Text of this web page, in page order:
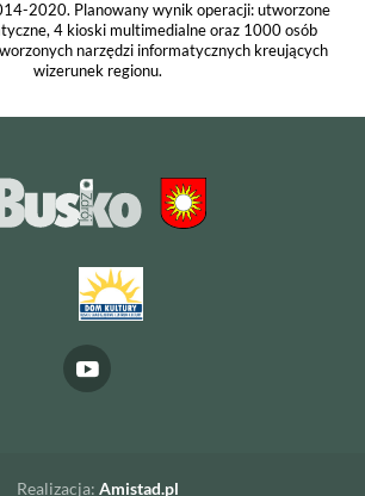
2020. Planowany wynik operacji: utworzone
4 kioski multimedialne oraz 1000 osób
narzędzi informatycznych kreujących
wizerunek regionu.
Realizacja: Amistad.pl